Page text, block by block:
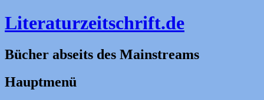
Literaturzeitschrift.de
Bücher abseits des Mainstreams
Hauptmenü